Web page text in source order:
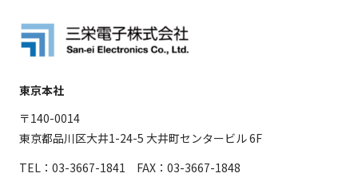
東京本社
〒140-0014
東京都品川区大井1-24-5 大井町センタービル 6F
TEL：03-3667-1841 FAX：03-3667-1848